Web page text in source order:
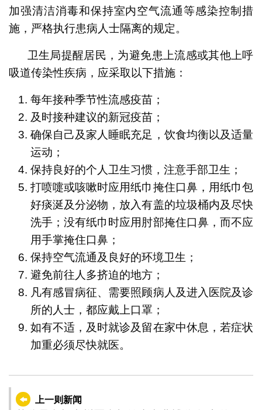
加强清洁消毒和保持室内空气流通等感染控制措
施，严格执行患病人士隔离的规定。
卫生局提醒居民，为避免患上流感或其他上呼
吸道传染性疾病，应采取以下措施：
每年接种季节性流感疫苗；
及时接种建议的新冠疫苗；
确保自己及家人睡眠充足，饮食均衡以及适量
运动；
保持良好的个人卫生习惯，注意手部卫生；
打喷嚏或咳嗽时应用纸巾掩住口鼻，用纸巾包
好痰涎及分泌物，放入有盖的垃圾桶内及尽快
洗手；没有纸巾时应用肘部掩住口鼻，而不应
用手掌掩住口鼻；
保持空气流通及良好的环境卫生；
避免前往人多挤迫的地方；
凡有感冒病征、需要照顾病人及进入医院及诊
所的人士，都应戴上口罩；
如有不适，及时就诊及留在家中休息，若症状
加重必须尽快就医。
上一则新闻